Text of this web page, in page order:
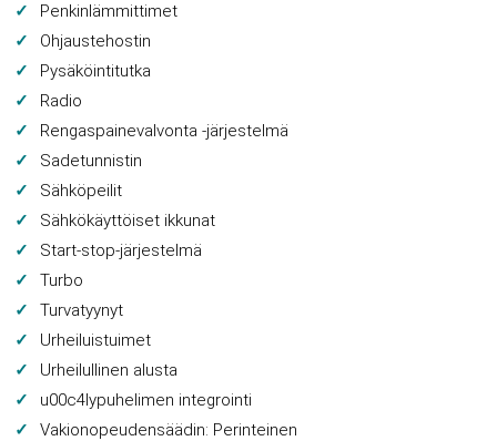
Penkinlämmittimet
Ohjaustehostin
Pysäköintitutka
Radio
Rengaspainevalvonta -järjestelmä
Sadetunnistin
Sähköpeilit
Sähkökäyttöiset ikkunat
Start-stop-järjestelmä
Turbo
Turvatyynyt
Urheiluistuimet
Urheilullinen alusta
u00c4lypuhelimen integrointi
Vakionopeudensäädin: Perinteinen